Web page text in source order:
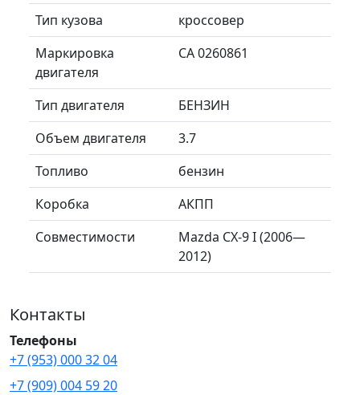
Тип кузова
кроссовер
Маркировка
двигателя
CA 0260861
Тип двигателя
БЕНЗИН
Объем двигателя
3.7
Топливо
бензин
Коробка
АКПП
Совместимости
Mazda CX-9 I (2006—
2012)
Контакты
Телефоны
+7 (953) 000 32 04
+7 (909) 004 59 20